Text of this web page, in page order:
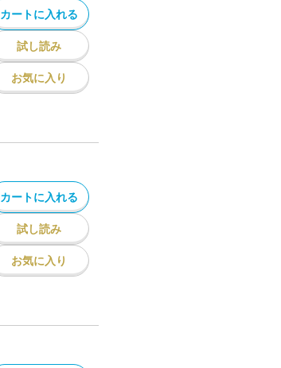
カートに入れる
試し読み
お気に入り
カートに入れる
試し読み
お気に入り